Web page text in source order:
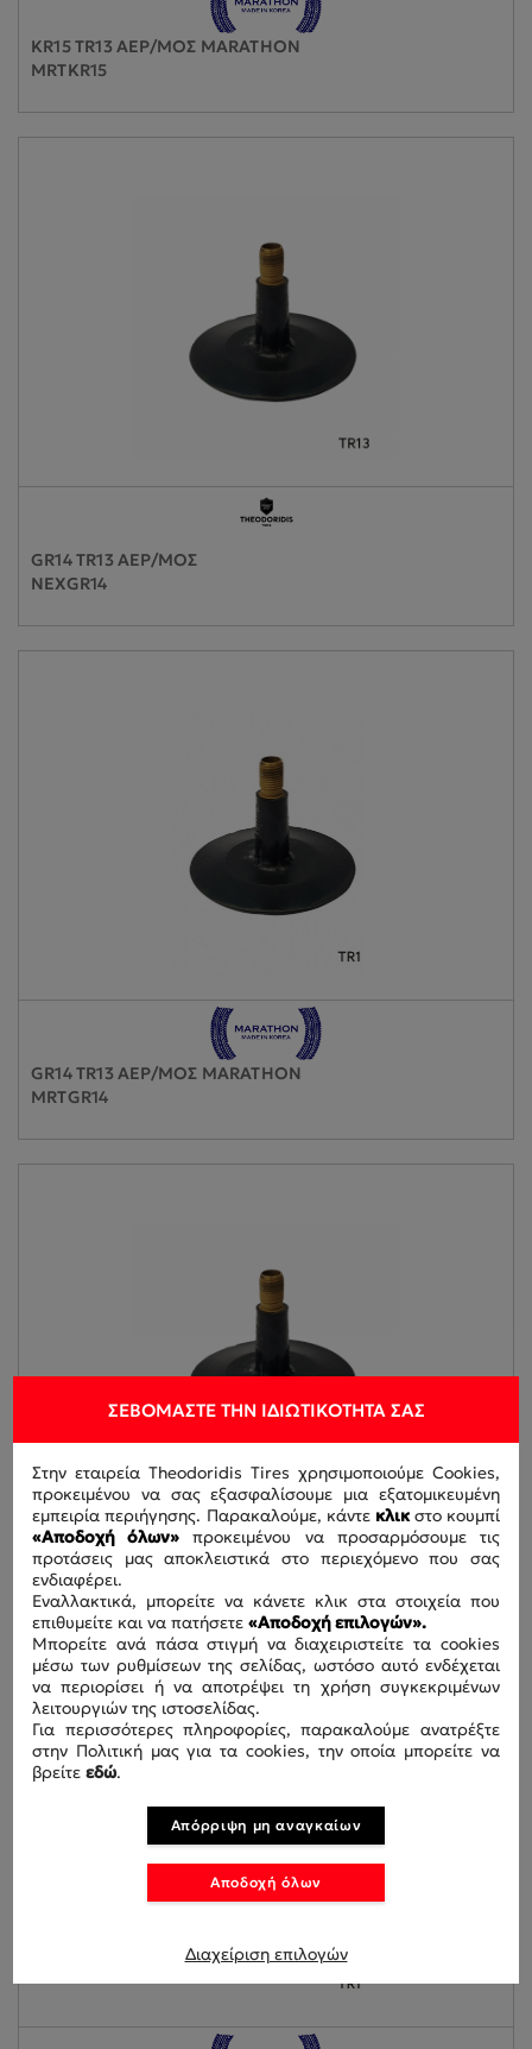
KR15 TR13 ΑΕΡ/ΜΟΣ MARATHON
MRTKR15
GR14 TR13 ΑΕΡ/ΜΟΣ
NEXGR14
GR14 TR13 ΑΕΡ/ΜΟΣ MARATHON
MRTGR14
FR14 TR13 ΑΕΡ/ΜΟΣ
NEXFR14
ΣΕΒΌΜΑΣΤΕ ΤΗΝ ΙΔΙΩΤΙΚΌΤΗΤΆ ΣΑΣ
Στην εταιρεία Theodoridis Tires χρησιμοποιούμε Cookies,
προκειμένου να σας εξασφαλίσουμε μια εξατομικευμένη
εμπειρία περιήγησης. Παρακαλούμε, κάντε κλικστο κουμπί
«Αποδοχή όλων» προκειμένου να προσαρμόσουμε τις
προτάσεις μας αποκλειστικά στο περιεχόμενο που σας
ενδιαφέρει.
Εναλλακτικά, μπορείτε να κάνετε κλικ στα στοιχεία που
επιθυμείτε και να πατήσετε«Αποδοχή επιλογών».
Μπορείτε ανά πάσα στιγμή να διαχειριστείτε τα cookies
μέσω των ρυθμίσεων της σελίδας, ωστόσο αυτό ενδέχεται
να περιορίσει ή να αποτρέψει τη χρήση συγκεκριμένων
λειτουργιών της ιστοσελίδας.
Για περισσότερες πληροφορίες, παρακαλούμε ανατρέξτε
στην Πολιτική μας για τα cookies, την οποία μπορείτε να
βρείτεεδώ.
Απόρριψη μη αναγκαίων
Αποδοχή όλων
Διαχείριση επιλογών